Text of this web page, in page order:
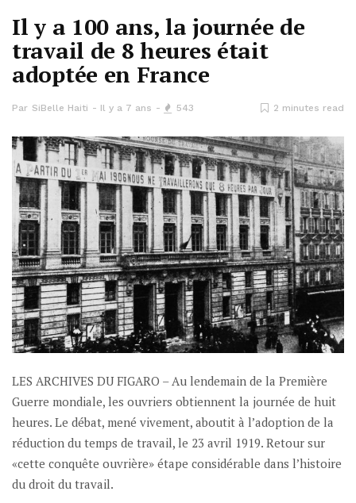
Il y a 100 ans, la journée de
travail de 8 heures était
adoptée en France
Par SiBelle Haiti Il y a 7 ans 543 2 minutes read
LES ARCHIVES DU FIGARO – Au lendemain de la Première
Guerre mondiale, les ouvriers obtiennent la journée de huit
heures. Le débat, mené vivement, aboutit à l’adoption de la
réduction du temps de travail, le 23 avril 1919. Retour sur
«cette conquête ouvrière» étape considérable dans l’histoire
du droit du travail.